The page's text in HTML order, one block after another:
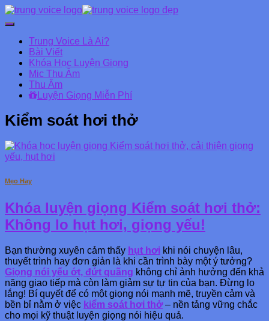
Chuyển
Danh
mục
chính
Trung Voice Là Ai?
Bài Viết
Khóa Học Luyện Giọng
Mic Thu Âm
Thu Âm
Luyện Giọng Miễn Phí
Kiểm soát hơi thở
Mẹo Hay
Khóa luyện giọng Kiểm soát hơi thở:
Không lo hụt hơi, giọng yếu!
Bạn thường xuyên cảm thấy hụt hơi khi nói chuyện lâu,
thuyết trình hay đơn giản là khi cần trình bày một ý tưởng?
Giọng nói yếu ớt, đứt quãng không chỉ ảnh hưởng đến khả
năng giao tiếp mà còn làm giảm sự tự tin của bạn. Đừng lo
lắng! Bí quyết để có một giọng nói mạnh mẽ, truyền cảm và
bền bỉ nằm ở việc kiểm soát hơi thở– nền tảng vững chắc
cho mọi kỹ thuật luyện giọng nói hiệu quả.